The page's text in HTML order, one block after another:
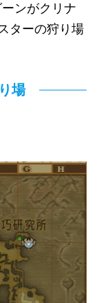
ンがクリナ
ターの狩り場
場